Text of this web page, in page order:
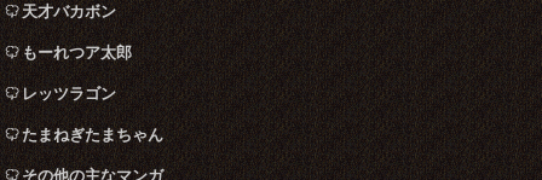
天才バカボン
もーれつア太郎
レッツラゴン
たまねぎたまちゃん
その他の主なマンガ